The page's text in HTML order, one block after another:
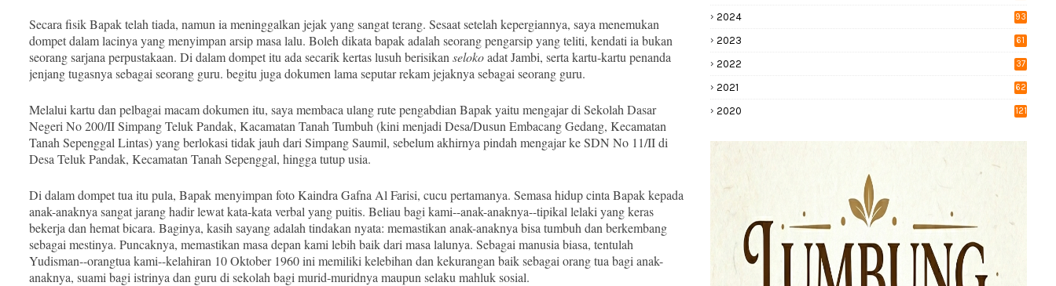
Secara fisik Bapak telah tiada, namun ia meninggalkan jejak yang sangat terang. Sesaat setelah kepergiannya, saya menemukan
dompet dalam lacinya yang menyimpan arsip masa lalu. Boleh dikata bapak adalah seorang pengarsip yang teliti, kendati ia bukan
seorang sarjana perpustakaan. Di dalam dompet itu ada secarik kertas lusuh berisikan selokoadat Jambi, serta kartu-kartu penanda
jenjang tugasnya sebagai seorang guru. begitu juga dokumen lama seputar rekam jejaknya sebagai seorang guru.
Melalui kartu dan pelbagai macam dokumen itu, saya membaca ulang rute pengabdian Bapak yaitu mengajar di Sekolah Dasar
Negeri No 200/II Simpang Teluk Pandak, Kacamatan Tanah Tumbuh (kini menjadi Desa/Dusun Embacang Gedang, Kecamatan
Tanah Sepenggal Lintas) yang berlokasi tidak jauh dari Simpang Saumil, sebelum akhirnya pindah mengajar ke SDN No 11/II di
Desa Teluk Pandak, Kecamatan Tanah Sepenggal, hingga tutup usia.
Di dalam dompet tua itu pula, Bapak menyimpan foto Kaindra Gafna Al Farisi, cucu pertamanya. Semasa hidup cinta Bapak kepada
anak-anaknya sangat jarang hadir lewat kata-kata verbal yang puitis. Beliau bagi kami--anak-anaknya--tipikal lelaki yang keras
bekerja dan hemat bicara. Baginya, kasih sayang adalah tindakan nyata: memastikan anak-anaknya bisa tumbuh dan berkembang
sebagai mestinya. Puncaknya, memastikan masa depan kami lebih baik dari masa lalunya. Sebagai manusia biasa, tentulah
Yudisman--orangtua kami--kelahiran 10 Oktober 1960 ini memiliki kelebihan dan kekurangan baik sebagai orang tua bagi anak-
anaknya, suami bagi istrinya dan guru di sekolah bagi murid-muridnya maupun selaku mahluk sosial.
2024 93
2023 61
2022 37
2021 62
2020 121